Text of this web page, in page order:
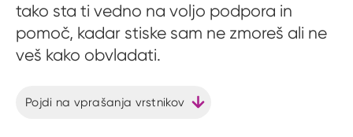
tako sta ti vedno na voljo podpora in
pomoč, kadar stiske sam ne zmoreš ali ne
veš kako obvladati.
Pojdi na vprašanja vrstnikov